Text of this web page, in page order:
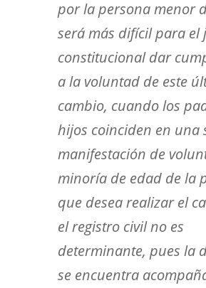
por la persona menor
será más difícil para el
constitucional dar
a la voluntad de este
cambio, cuando los
hijos coinciden en una
manifestación de
minoría de edad de la
que desea realizar el
el registro civil no es
determinante, pues la
se encuentra